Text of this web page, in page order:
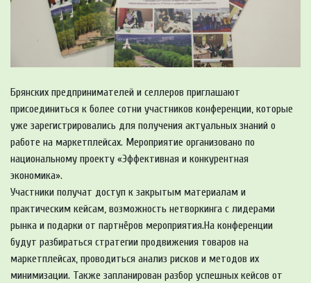
Брянских предпринимателей и селлеров приглашают
присоединиться к более сотни участников конференции, которые
уже зарегистрировались для получения актуальных знаний о
работе на маркетплейсах. Мероприятие организовано по
национальному проекту «Эффективная и конкурентная
экономика».
Участники получат доступ к закрытым материалам и
практическим кейсам, возможность нетворкинга с лидерами
рынка и подарки от партнёров мероприятия.На конференции
будут разбираться стратегии продвижения товаров на
маркетплейсах, проводиться анализ рисков и методов их
минимизации. Также запланирован разбор успешных кейсов от